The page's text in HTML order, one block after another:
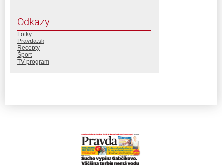
Odkazy
Fotky
Pravda.sk
Recepty
Šport
TV program